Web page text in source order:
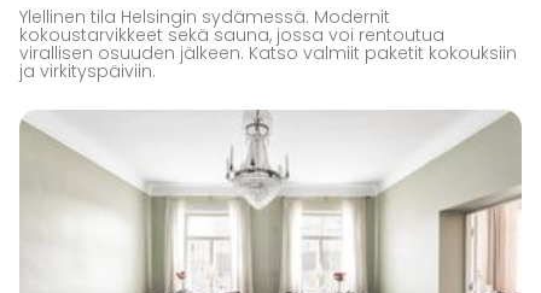
Ylellinen tila Helsingin sydämessä. Modernit
kokoustarvikkeet sekä sauna, jossa voi rentoutua
virallisen osuuden jälkeen. Katso valmiit paketit kokouksiin
ja virkityspäiviin.